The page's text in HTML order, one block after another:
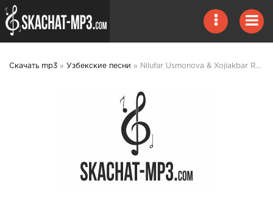
Скачать mp3 » Узбекские песни » Nilufar Usmonova & Xojiakbar Ruzmetov - Ona bola suhbati mp3 скачать